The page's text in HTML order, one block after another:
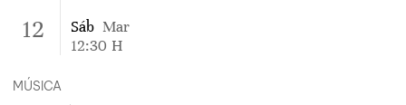
12 Sáb Mar
12:30 H
MÚSICA